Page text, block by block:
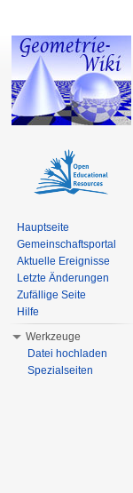
Hauptseite
Gemeinschaftsportal
Aktuelle Ereignisse
Letzte Änderungen
Zufällige Seite
Hilfe
Werkzeuge
Datei hochladen
Spezialseiten